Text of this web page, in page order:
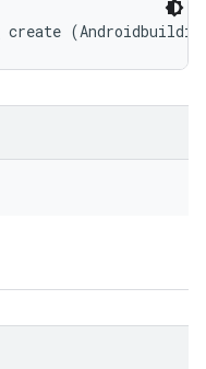
create